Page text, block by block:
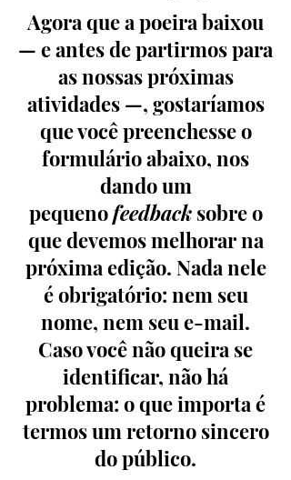
Agora que a poeira baixou
— e antes de partirmos para
as nossas próximas
atividades —, gostaríamos
que você preenchesse o
formulário abaixo, nos
dando um
pequenofeedbacksobre o
que devemos melhorar na
próxima edição. Nada nele
é obrigatório: nem seu
nome, nem seu e-mail.
Caso você não queira se
identificar, não há
problema: o que importa é
termos um retorno sincero
do público.